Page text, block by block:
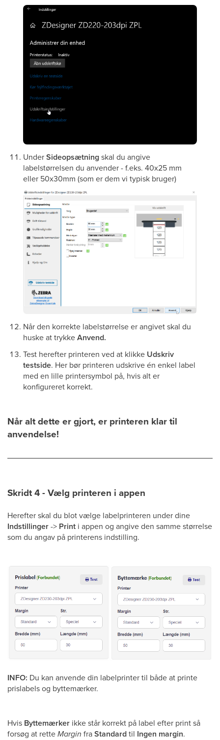
UnderSideopsætningskal du angive
labelstørrelsen du anvender - f.eks. 40x25 mm
eller 50x30mm (som er dem vi typisk bruger)
Når den korrekte labelstørrelse er angivet skal du
huske at trykkeAnvend.
Test herefter printeren ved at klikke Udskriv
testside. Her bør printeren udskrive én enkel label
med en lille printersymbol på, hvis alt er
konfigureret korrekt.
Når alt dette er gjort, er printeren klar til
anvendelse!
Skridt 4 - Vælg printeren i appen
Herefter skal du blot vælge labelprinteren under dine
Indstillinger-> Print i appen og angive den samme størrelse
som du angav på printerens indstilling.
INFO: Du kan anvende din labelprinter til både at printe
prislabels og byttemærker.
Hvis Byttemærker ikke står korrekt på label efter print så
forsøg at retteMargin fraStandardtil Ingen margin.